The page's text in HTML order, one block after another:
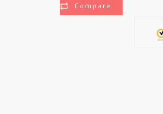
Compare